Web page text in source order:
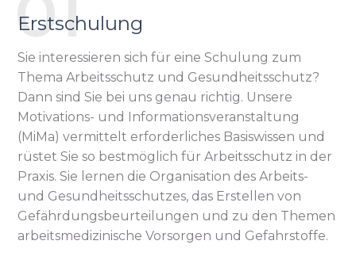
Erstschulung
Sie interessieren sich für eine Schulung zum
Thema Arbeitsschutz und Gesundheitsschutz?
Dann sind Sie bei uns genau richtig. Unsere
Motivations- und Informationsveranstaltung
(MiMa) vermittelt erforderliches Basiswissen und
rüstet Sie so bestmöglich für Arbeitsschutz in der
Praxis. Sie lernen die Organisation des Arbeits-
und Gesundheitsschutzes, das Erstellen von
Gefährdungsbeurteilungen und zu den Themen
arbeitsmedizinische Vorsorgen und Gefahrstoffe.